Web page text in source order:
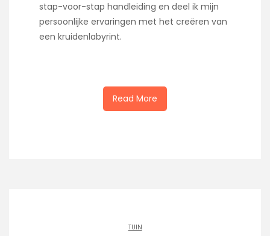
stap-voor-stap handleiding en deel ik mijn
persoonlijke ervaringen met het creëren van
een kruidenlabyrint.
Read More
TUIN